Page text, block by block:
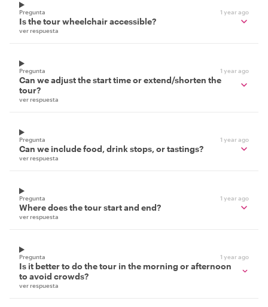
Pregunta 1 year ago
Is the tour wheelchair accessible?
ver respuesta
Pregunta 1 year ago
Can we adjust the start time or extend/shorten the
tour?
ver respuesta
Pregunta 1 year ago
Can we include food, drink stops, or tastings?
ver respuesta
Pregunta 1 year ago
Where does the tour start and end?
ver respuesta
Pregunta 1 year ago
Is it better to do the tour in the morning or afternoon
to avoid crowds?
ver respuesta